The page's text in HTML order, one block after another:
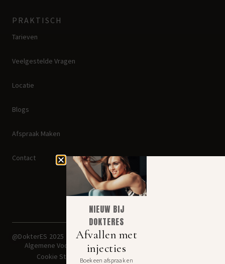
PRAKTISCH
Tarieven
Veelgestelde Vragen
Locatie
Blogs
Afspraak Maken
Contact
@DokterES 2025
Algemene Voorwaarden
Cookie Statement
maken kan lelijk uitpakken. Een
NIEUW BIJ
DOKTERES
Afvallen met
injecties
Boek een afspraak en